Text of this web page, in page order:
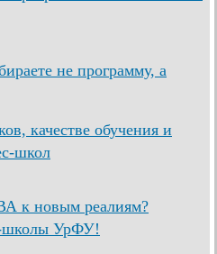
не программу, а
качестве обучения и
школ
к новым реалиям?
школы УрФУ!